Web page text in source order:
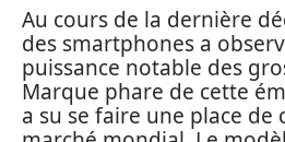
Au cours de la dernière
des smartphones a
puissance notable des
Marque phare de cette
a su se faire une place de